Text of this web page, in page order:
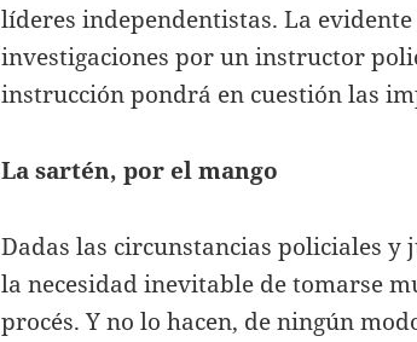
líderes independentistas. La
investigaciones por un instructor
instrucción pondrá en cuestión las
La sartén, por el mango
Dadas las circunstancias policiales y
la necesidad inevitable de tomarse
procés. Y no lo hacen, de ningún